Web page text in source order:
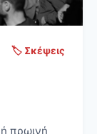
🏷️ Σκέψεις
πρωινή